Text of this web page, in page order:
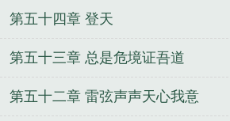
血条太厚 起点中文网
这个武
网
这个武圣血条太厚TXT免费
错笔趣阁 这个武圣血条太厚笔趣
厚怎么样 这个武圣血条太厚起点
第五十四章 登天
第五十三章 总是危境证吾道
第五十二章 雷弦声声天心我意